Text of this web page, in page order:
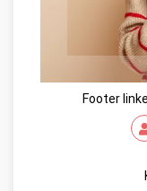
Footer